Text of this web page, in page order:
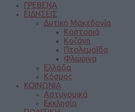
ΓΡΕΒΕΝΑ
ΕΙΔΗΣΕΙΣ
Δυτική Μακεδονία
Καστοριά
Κοζάνη
Πτολεμαΐδα
Φλώρινα
Ελλάδα
Κόσμος
ΚΟΙΝΩΝΙΑ
Αστυνομικά
Εκκλησία